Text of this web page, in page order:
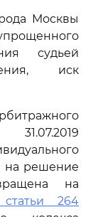
Москвы
судьей
иск
на решение
на
264